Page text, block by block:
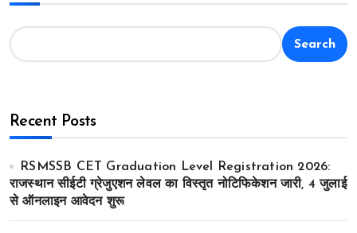
Search
Recent Posts
RSMSSB CET Graduation Level Registration 2026:
राजस्थान सीईटी ग्रेजुएशन लेवल का विस्तृत नोटिफिकेशन जारी, 4 जुलाई
से ऑनलाइन आवेदन शुरू